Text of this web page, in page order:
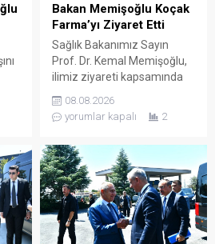
Bakan Memişoğlu Koçak
Farma’yı Ziyaret Etti
Sağlık Bakanımız Sayın
Prof. Dr. Kemal Memişoğlu,
ilimiz ziyareti kapsamında
üreterek çok sayıda ülkeye
ihraç eden Koçak Farma
içerisinde faaliyette bulunan
fabrikasını ziyaret etti.
Koçak Farma Yönetim
Kurulu Başkanı Ender Koçak
ve Koçak Farma yetkilileri
tarafından karşılanan Bakan
08.08.2026
yorumlar kapalı
2